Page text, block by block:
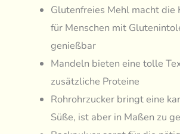
Glutenfreies Mehl macht die
für Menschen mit
genießbar
Mandeln bieten eine tolle
zusätzliche Proteine
Rohrohrzucker bringt eine
Süße, ist aber in Maßen zu